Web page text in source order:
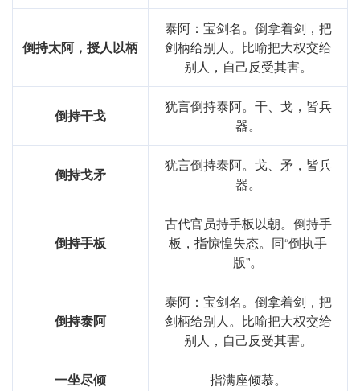
倒持太阿，授人以柄
泰阿：宝剑名。倒拿着剑，把
剑柄给别人。比喻把大权交给
别人，自己反受其害。
倒持干戈
犹言倒持泰阿。干、戈，皆兵
器。
倒持戈矛
犹言倒持泰阿。戈、矛，皆兵
器。
倒持手板
古代官员持手板以朝。倒持手
板，指惊惶失态。同“倒执手
版”。
倒持泰阿
泰阿：宝剑名。倒拿着剑，把
剑柄给别人。比喻把大权交给
别人，自己反受其害。
一坐尽倾 指满座倾慕。